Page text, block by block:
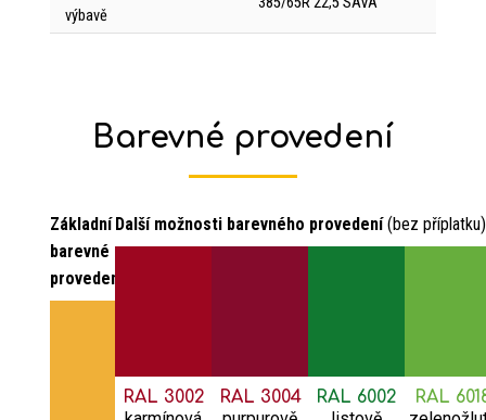
výbavě
Barevné provedení
Základní
barevné
provedení:
Další možnosti barevného provedení(bez
RAL 3002 RAL 3004 RAL 6002 RAL